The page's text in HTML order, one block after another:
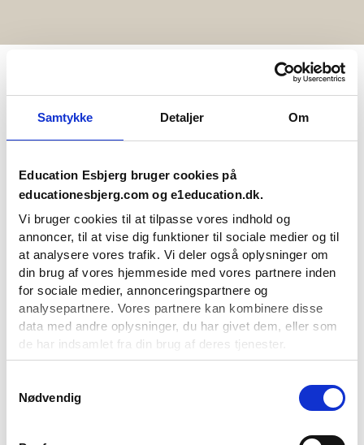
Samtykke Detaljer Om
Education Esbjerg bruger cookies på
educationesbjerg.com og e1education.dk.
Vi bruger cookies til at tilpasse vores indhold og
annoncer, til at vise dig funktioner til sociale medier og til
at analysere vores trafik. Vi deler også oplysninger om
din brug af vores hjemmeside med vores partnere inden
for sociale medier, annonceringspartnere og
analysepartnere. Vores partnere kan kombinere disse
data med andre oplysninger, du har givet dem, eller som
de har indsamlet fra din brug af deres tjenester.
samtykke ved at benytte linket til cookieindstillinger i
Nødvendig